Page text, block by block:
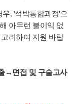
, '석박통합과정'으
아무런 불이익 없
려하여 지원 바랍
→면접 및 구술고사